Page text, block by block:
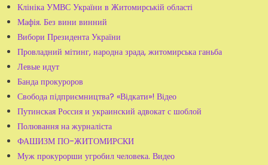
Клініка УМВС України в Житомирській області
Мафія. Без вини винний
Вибори Президента України
Провладний мітинг, народна зрада, житомирська ганьба
Левые идут
Банда прокуроров
Свобода підприємництва? «Відкати»! Відео
Путинская Россия и украинский адвокат с шоблой
Полювання на журналіста
ФАШИЗМ ПО-ЖИТОМИРСКИ
Муж прокурорши угробил человека. Видео